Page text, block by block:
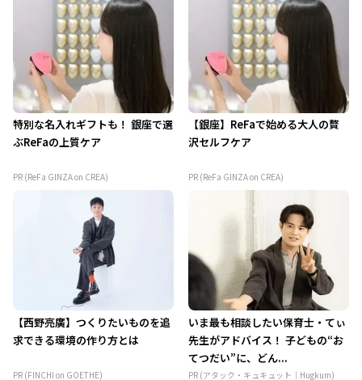
特別な名入れギフトも！ 銀座で選
ぶReFaの上質ケア
PR (ReFa GINZA on CREA)
【銀座】ReFaで始める大人の贅
沢セルフケア
PR (ReFa GINZA on CREA)
【西野亮廣】つくりたいものを追
求できる環境の作り方とは
PR (FINCHI on GOETHE)
いま最も相談したい保育士・てぃ
先生がアドバイス！ 子どもの“お
てつだい”に、どん...
PR (アタック・キュキュット｜Hugkum)